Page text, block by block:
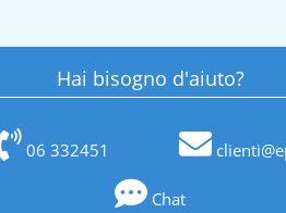
Hai bisogno d'aiuto?
06 332451
Chat